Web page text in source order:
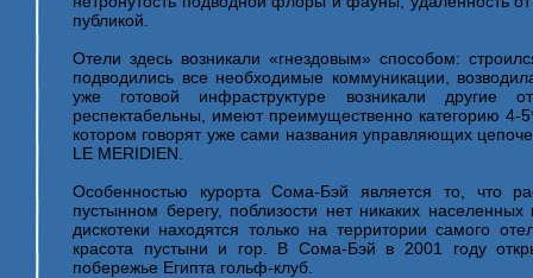
публикой.
Отели здесь возникали «гнездовым» способом:
подводились все необходимые коммуникации,
уже готовой инфраструктуре возникали
респектабельны, имеют преимущественно категорию 4-
котором говорят уже сами названия управляющих
LE MERIDIEN.
Особенностью курорта Сома-Бэй является то, что
пустынном берегу, поблизости нет никаких
дискотеки находятся только на территории самого
красота пустыни и гор. В Сома-Бэй в 2001 году
побережье Египта гольф-клуб.